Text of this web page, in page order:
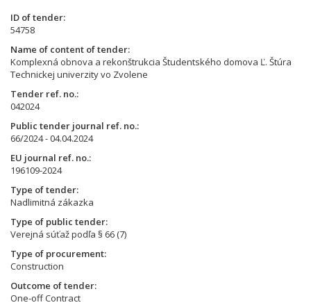
ID of tender
54758
Name of content of tender
Komplexná obnova a rekonštrukcia Študentského domova Ľ. Štúra
Technickej univerzity vo Zvolene
Tender ref. no.
042024
Public tender journal ref. no.
66/2024 - 04.04.2024
EU journal ref. no.
196109-2024
Type of tender
Nadlimitná zákazka
Type of public tender
Verejná súťaž podľa § 66 (7)
Type of procurement
Construction
Outcome of tender
One-off Contract